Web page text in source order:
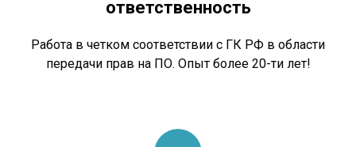
ответственность
Работа в четком соответствии с ГК РФ в области
передачи прав на ПО. Опыт более 20-ти лет!